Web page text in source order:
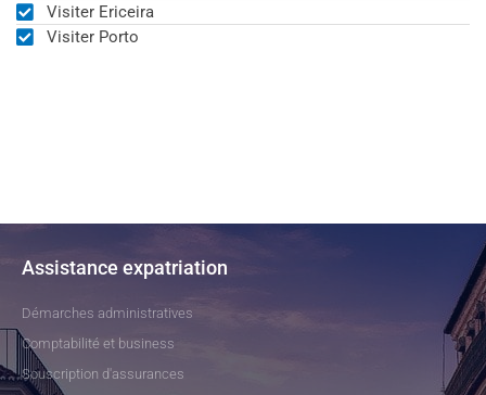
Visiter Ericeira
Visiter Porto
Assistance expatriation
Démarches administratives
Comptabilité et business
Souscription d'assurances